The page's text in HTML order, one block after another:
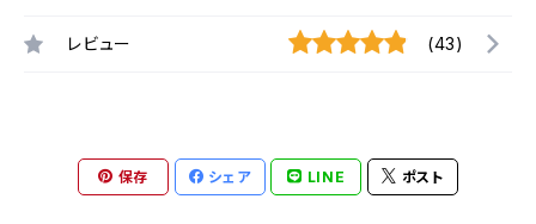
レビュー (43)
保存 シェア LINE ポスト